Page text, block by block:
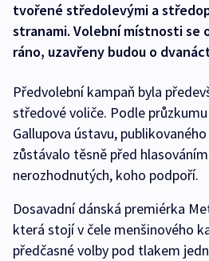
tvořené středolevými a
stranami. Volební místnosti se
ráno, uzavřeny budou o
Předvolební kampaň byla
středové voliče. Podle
Gallupova ústavu,
zůstávalo těsně před
nerozhodnutých, koho podpoří.
Dosavadní dánská premiérka
která stojí v čele menšinového
předčasné volby pod tlakem